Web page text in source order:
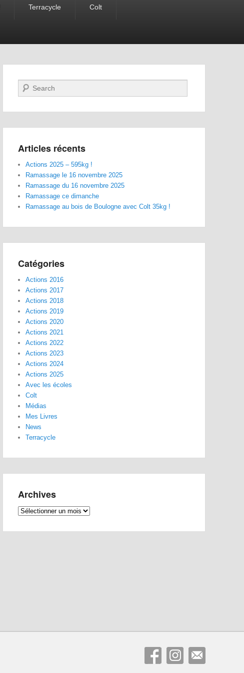
Terracycle Colt
Recherche
Articles récents
Actions 2025 – 595kg !
Ramassage le 16 novembre 2025
Ramassage du 16 novembre 2025
Ramassage ce dimanche
Ramassage au bois de Boulogne avec Colt 35kg !
Catégories
Actions 2016
Actions 2017
Actions 2018
Actions 2019
Actions 2020
Actions 2021
Actions 2022
Actions 2023
Actions 2024
Actions 2025
Avec les écoles
Colt
Médias
Mes Livres
News
Terracycle
Archives
Archives